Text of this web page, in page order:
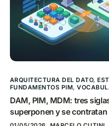
ARQUITECTURA DEL DATO,
FUNDAMENTOS PIM,
DAM, PIM, MDM: tres
superponen y se contratan